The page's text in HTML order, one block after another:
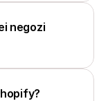
negozi